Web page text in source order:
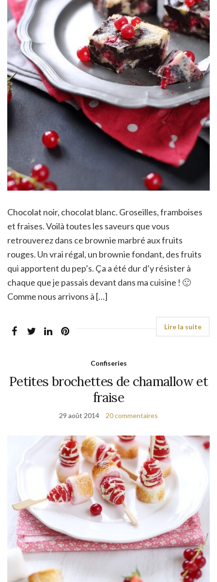
Chocolat noir, chocolat blanc. Groseilles, framboises
et fraises. Voilà toutes les saveurs que vous
retrouverez dans ce brownie marbré aux fruits
rouges. Un vrai régal, un brownie fondant, des fruits
qui apportent du pep’s. Ça a été dur d’y résister à
chaque que je passais devant dans ma cuisine ! 🙂
Comme nous arrivons à […]
Confiseries
Petites brochettes de chamallow et
fraise
29 août 2014 20 commentaires